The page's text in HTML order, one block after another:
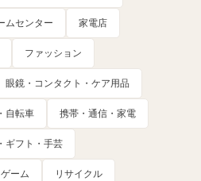
ムセンター 家電店
ファッション
眼鏡・コンタクト・ケア用品
自転車 携帯・通信・家電
ギフト・手芸
ーム リサイクル